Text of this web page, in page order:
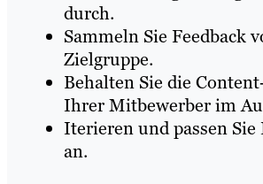
durch.
Sammeln Sie Feedback
Zielgruppe.
Behalten Sie die
Ihrer Mitbewerber im
Iterieren und passen Sie
an.